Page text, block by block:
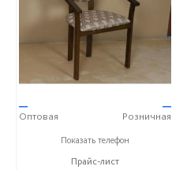
—
Оптовая
—
Розничная
+7 (4872) 73-07-56
Показать телефон
Прайс-лист